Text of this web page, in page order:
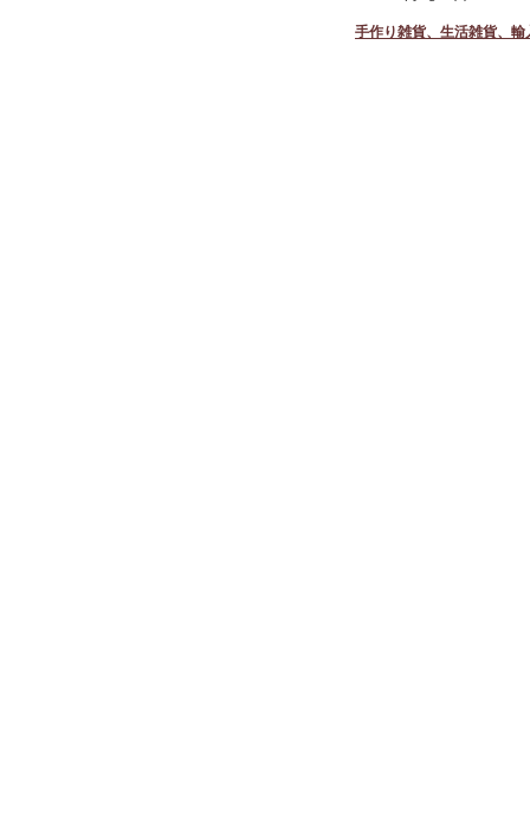
手作り雑貨、生活雑貨、